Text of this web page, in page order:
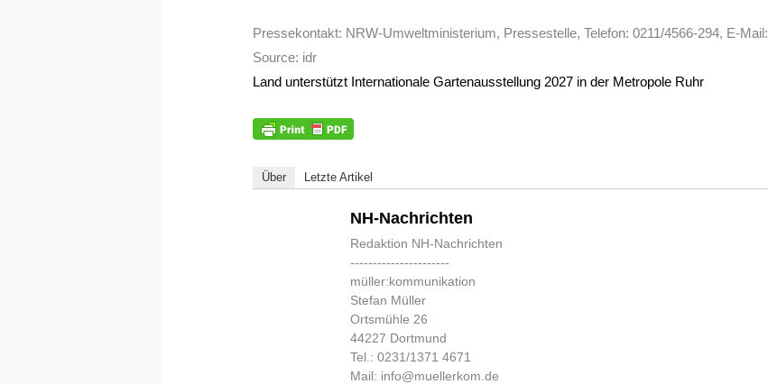
Pressekontakt: NRW-Umweltministerium, Pressestelle, Telefon: 0211/4566-294, E-Mail:
Source: idr
Land unterstützt Internationale Gartenausstellung 2027 in der Metropole Ruhr
Über Letzte Artikel
NH-Nachrichten
Redaktion NH-Nachrichten
----------------------
müller:kommunikation
Stefan Müller
Ortsmühle 26
44227 Dortmund
Tel.: 0231/1371 4671
Mail: info@muellerkom.de